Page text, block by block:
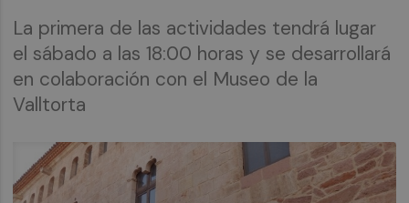
La primera de las actividades tendrá lugar
el sábado a las 18:00 horas y se desarrollará
en colaboración con el Museo de la
Valltorta